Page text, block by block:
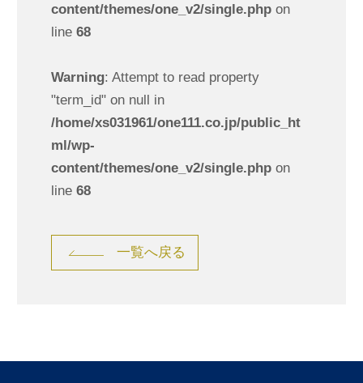
content/themes/one_v2/single.phpon
line 68
Warning: Attempt to read property
"term_id" on null in
/home/xs031961/one111.co.jp/public_ht
ml/wp-
content/themes/one_v2/single.phpon
line 68
一覧へ戻る